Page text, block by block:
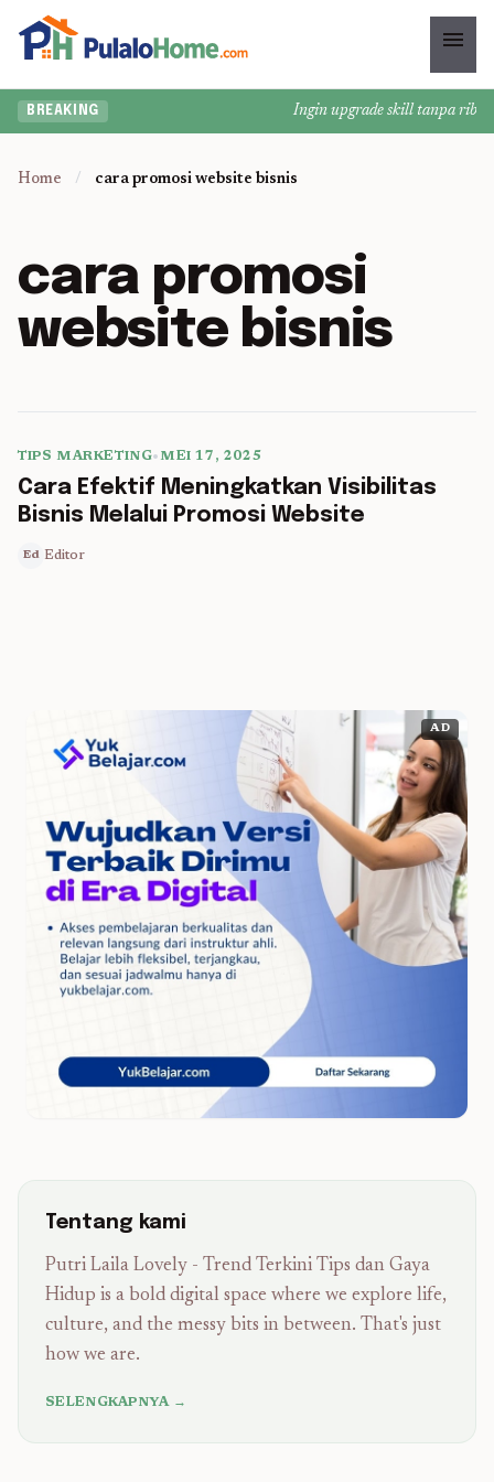
menu
BREAKING Ingin upgrade skill tanpa ribet?
Home / cara promosi website bisnis
cara promosi
website bisnis
5 min read
TIPS MARKETING•MEI 17, 2025
Cara Efektif Meningkatkan Visibilitas
Bisnis Melalui Promosi Website
Ed Editor
AD
Tentang kami
Putri Laila Lovely - Trend Terkini Tips dan Gaya
Hidup is a bold digital space where we explore life,
culture, and the messy bits in between. That's just
how we are.
SELENGKAPNYA →